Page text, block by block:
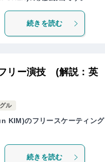
続きを読む
リー演技 (解説：英
ル
KIM)のフリースケーティング
続きを読む